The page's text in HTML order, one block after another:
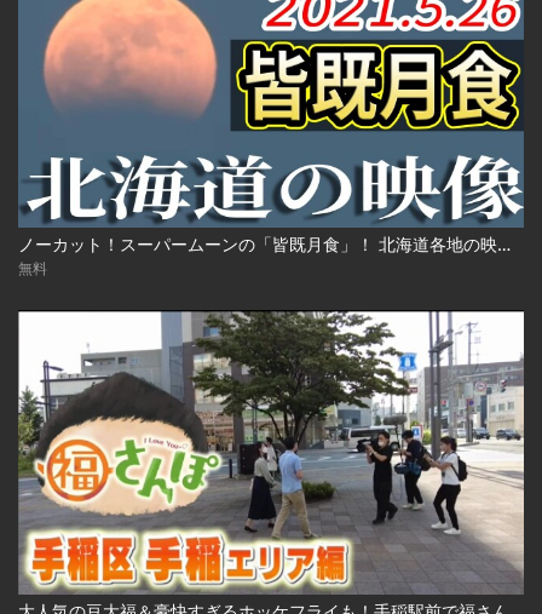
ノーカット！スーパームーンの「皆既月食」！ 北海道各地の映像 2021年5月26日(水)
無料